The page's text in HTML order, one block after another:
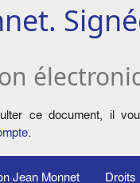
ce document, il
.
Jean Monnet Droits